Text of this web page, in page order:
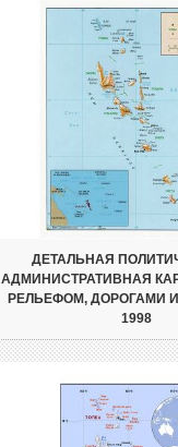
ДЕТАЛЬНАЯ
АДМИНИСТРАТИВНАЯ
РЕЛЬЕФОМ, ДОРОГАМИ
1998